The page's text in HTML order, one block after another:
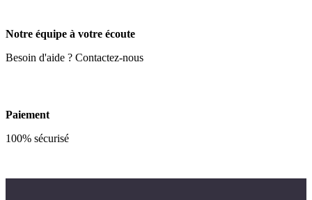
Notre équipe à votre écoute
Besoin d'aide ? Contactez-nous
Paiement
100% sécurisé